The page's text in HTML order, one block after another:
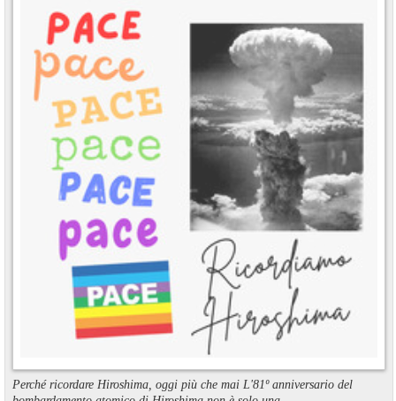
Perché ricordare Hiroshima, oggi più che mai L'81º anniversario del